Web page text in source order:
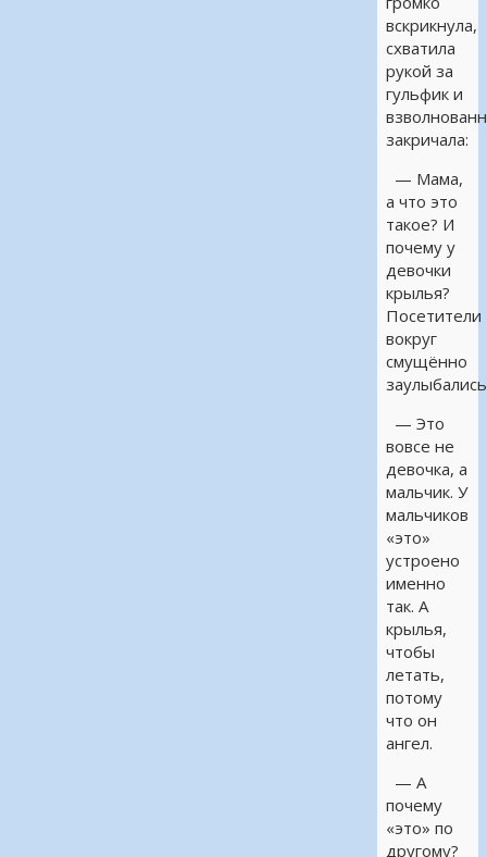
вскрикнула,
схватила
рукой за
гульфик и
закричала:
— Мама,
а что это
такое? И
почему у
девочки
крылья?
Посетители
вокруг
смущённо
— Это
вовсе не
девочка, а
мальчик. У
мальчиков
«это»
устроено
именно
так. А
крылья,
чтобы
летать,
потому
что он
ангел.
— А
почему
«это» по
другому?